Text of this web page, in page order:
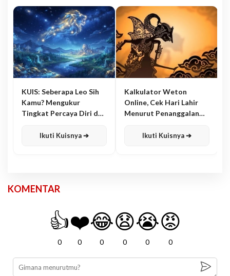
KUIS: Seberapa Leo Sih
Kamu? Mengukur
Tingkat Percaya Diri dan
Ikuti Kuisnya ➔
Kalkulator Weton
Online, Cek Hari Lahir
Menurut Penanggalan
Ikuti Kuisnya ➔
KOMENTAR
👍
0
❤️
0
😂
0
😧
0
😭
0
😡
0